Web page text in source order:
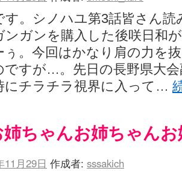
す。シノハユ第3話皆さん
ンガンを購入した後咲日和
ぅ。今回はかなり肩の力を
ですが…。先日の長野県大
にチラチラ視界に入って…
ちゃんお姉ちゃん
11月29日 作成者: sssakich